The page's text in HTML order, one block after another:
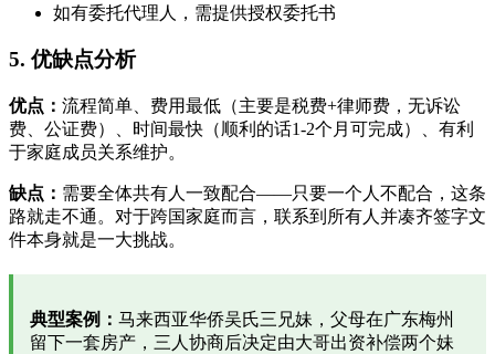
如有委托代理人，需提供授权委托书
5. 优缺点分析
优点： 流程简单、费用最低（主要是税费+律师费，无诉讼
费、公证费）、时间最快（顺利的话1-2个月可完成）、有利
于家庭成员关系维护。
缺点： 需要全体共有人一致配合——只要一个人不配合，这条
路就走不通。对于跨国家庭而言，联系到所有人并凑齐签字文
件本身就是一大挑战。
典型案例： 马来西亚华侨吴氏三兄妹，父母在广东梅州
留下一套房产，三人协商后决定由大哥出资补偿两个妹